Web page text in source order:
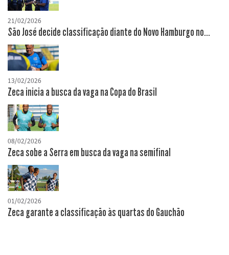
21/02/2026
São José decide classificação diante do Novo Hamburgo no...
13/02/2026
Zeca inicia a busca da vaga na Copa do Brasil
08/02/2026
Zeca sobe a Serra em busca da vaga na semifinal
01/02/2026
Zeca garante a classificação às quartas do Gauchão